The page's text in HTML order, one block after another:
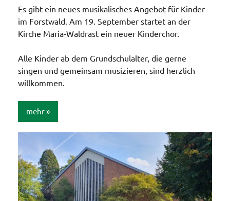
Es gibt ein neues musikalisches Angebot für Kinder
im Forstwald. Am 19. September startet an der
Kirche Maria-Waldrast ein neuer Kinderchor.
Alle Kinder ab dem Grundschulalter, die gerne
singen und gemeinsam musizieren, sind herzlich
willkommen.
mehr